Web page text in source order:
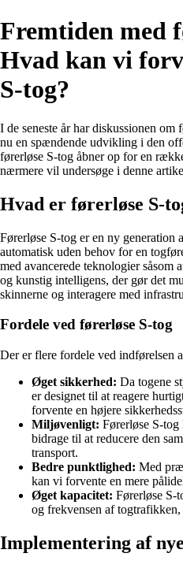
Fremtiden med
Hvad kan vi
S-tog?
I de seneste år har diskussionen
nu en spændende udvikling i den
førerløse S-tog åbner op for en
nærmere vil undersøge i denne
Hvad er førerløse S-
Førerløse S-tog er en ny generation
automatisk uden behov for en
med avancerede teknologier såsom
og kunstig intelligens, der gør det
skinnerne og interagere med
Fordele ved førerløse S-tog
Der er flere fordele ved indførelsen
Øget sikkerhed: Da togene
er designet til at reagere
forvente en højere
Miljøvenligt: Førerløse S-
bidrage til at reducere den
transport.
Bedre punktlighed: Med
kan vi forvente en mere
Øget kapacitet: Førerløse S-
og frekvensen af
Implementering af